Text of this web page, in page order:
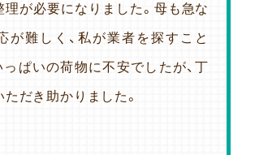
理が必要になりました。母も急な
が難しく、私が業者を探すこと
っぱいの荷物に不安でしたが、丁
だき助かりました。